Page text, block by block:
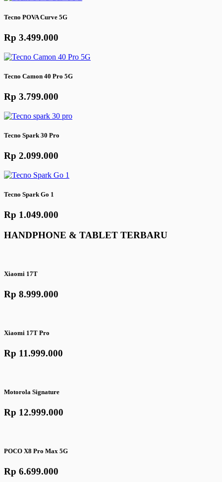
Tecno POVA Curve 5G
Rp 3.499.000
Tecno Camon 40 Pro 5G
Rp 3.799.000
Tecno Spark 30 Pro
Rp 2.099.000
Tecno Spark Go 1
Rp 1.049.000
HANDPHONE & TABLET TERBARU
Xiaomi 17T
Rp 8.999.000
Xiaomi 17T Pro
Rp 11.999.000
Motorola Signature
Rp 12.999.000
POCO X8 Pro Max 5G
Rp 6.699.000